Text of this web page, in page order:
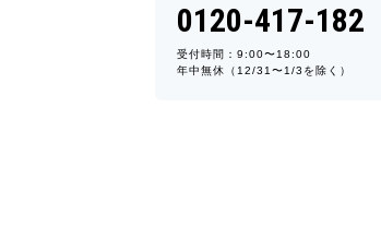
0120-417-182
受付時間：9:00〜18:00
年中無休（12/31〜1/3を除く）